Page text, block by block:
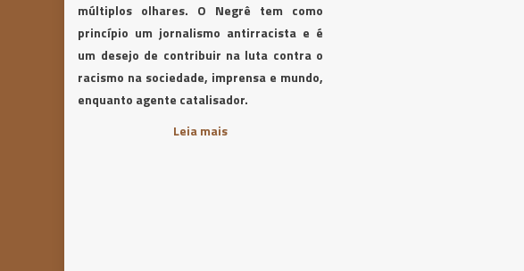
múltiplos olhares. O Negrê tem como
princípio um jornalismo antirracista e é
um desejo de contribuir na luta contra o
racismo na sociedade, imprensa e mundo,
enquanto agente catalisador.
Leia mais